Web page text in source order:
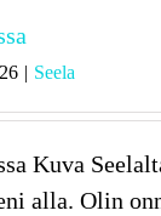
| Seela
Kuva
alla. Olin